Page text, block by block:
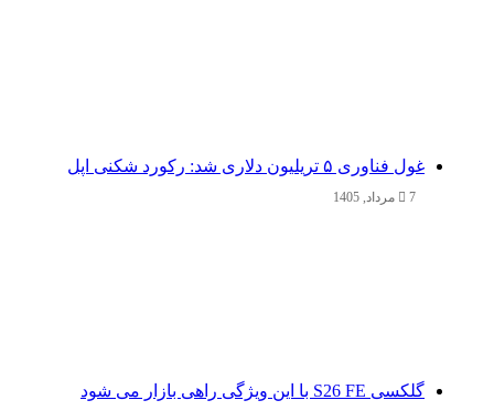
غول فناوری ۵ تریلیون دلاری شد: رکورد شکنی اپل
7 مرداد, 1405
گلکسی S26 FE با این ویژگی راهی بازار می شود